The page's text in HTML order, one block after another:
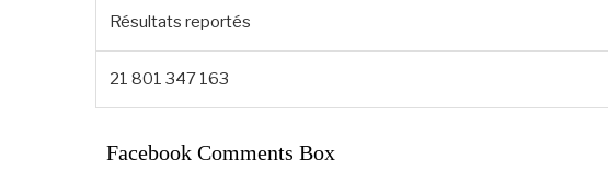
Résultats reportés
21 801 347 163
Facebook Comments Box